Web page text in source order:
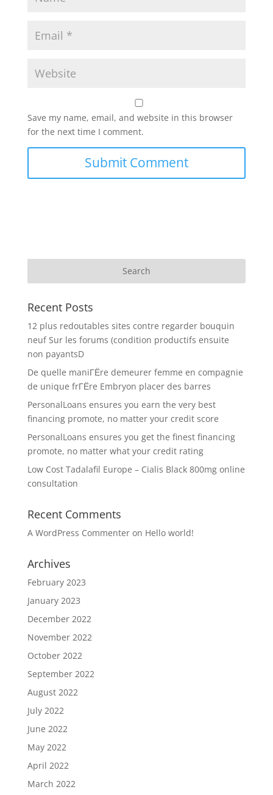
Save my name, email, and website in this browser
for the next time I comment.
Recent Posts
12 plus redoutables sites contre regarder bouquin
neuf Sur les forums (condition productifs ensuite
non payantsD
De quelle maniГЁre demeurer femme en compagnie
de unique frГЁre Embryon placer des barres
PersonalLoans ensures you earn the very best
financing promote, no matter your credit score
PersonalLoans ensures you get the finest financing
promote, no matter what your credit rating
Low Cost Tadalafil Europe – Cialis Black 800mg online
consultation
Recent Comments
A WordPress Commenteron Hello world!
Archives
February 2023
January 2023
December 2022
November 2022
October 2022
September 2022
August 2022
July 2022
June 2022
May 2022
April 2022
March 2022